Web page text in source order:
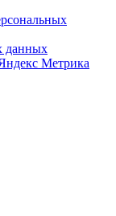
данных
Метрика